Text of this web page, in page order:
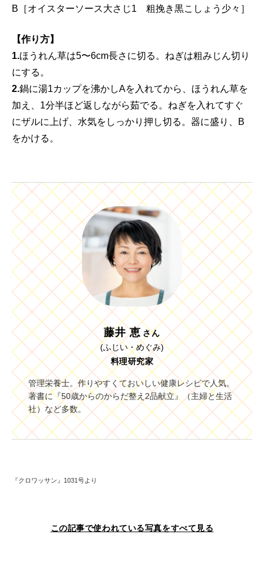
B［オイスターソース大さじ1 粗挽き黒こしょう少々］
【作り方】
1.ほうれん草は5〜6cm長さに切る。ねぎは粗みじん切り
にする。
2.鍋に湯1カップを沸かしAを入れてから、ほうれん草を
加え、1分半ほど返しながら茹でる。ねぎを入れてすぐ
にザルに上げ、水気をしっかり押し切る。器に盛り、B
をかける。
藤井 恵 さん
(ふじい・めぐみ)
料理研究家
管理栄養士。作りやすくておいしい健康レシピで人気。
著書に『50歳からのからだ整え2品献立』（主婦と生活
社）など多数。
『クロワッサン』1031号より
この記事で使われている写真をすべて見る